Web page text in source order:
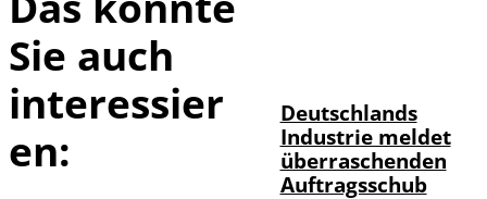
Sie auch
interessier
en:
Deutschlands
Industrie meldet
überraschenden
Auftragsschub